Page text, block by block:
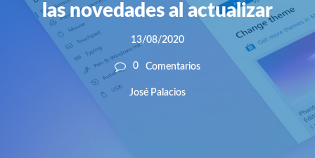
las novedades al actualizar
13/08/2020
0 Comentarios
José Palacios